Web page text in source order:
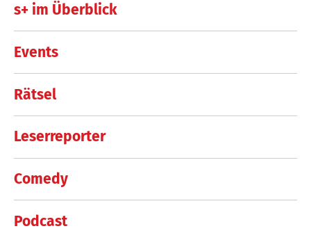
s+ im Überblick
Events
Rätsel
Leserreporter
Comedy
Podcast